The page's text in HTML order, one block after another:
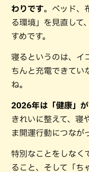
わりです。ベッド、
る環境」を見直して
すめです。
寝るというのは、イ
ちんと充電できてい
ね。
2026年は「健康」
きれいに整えて、寝
ま開運行動につなが
特別なことをしなく
ること、そして「ち